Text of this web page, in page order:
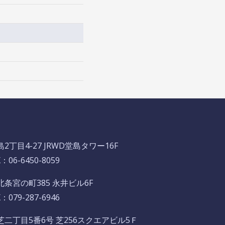
2丁目4-27 JRWD堂島タワー16F
06-6450-8059
条宮の町385 永井ビル6F
079-287-6946
丁目5番6号 芝256スクエアビル5Ｆ